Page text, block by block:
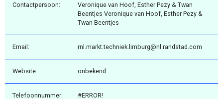
Contactpersoon:
Veronique van Hoof, Esther Pezy & Twan
Beentjes Veronique van Hoof, Esther Pezy &
Twan Beentjes
Email: rnl.markt.techniek.limburg@nl.randstad.com
Website: onbekend
Telefoonnummer: #ERROR!